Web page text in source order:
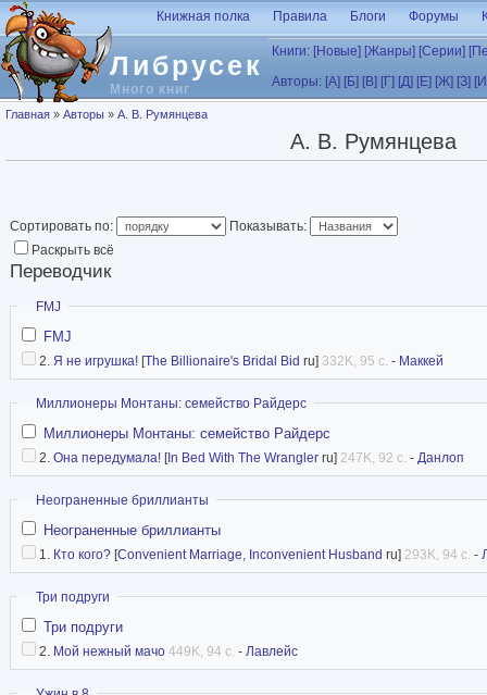
Перейти к основному содержанию
Либрусек
Много книг
Книжная полка Правила Блоги Форумы
Книги: [Новые] [Жанры] [Серии]
Авторы: [А] [Б] [В] [Г] [Д] [Е] [Ж] [З]
Вы здесь
Главная » Авторы » А. В. Румянцева
А. В. Румянцева
Сортировать по:
Показывать:
Раскрыть всё
Переводчик
Скрыть
FMJ
FMJ
2. Я не игрушка! [The Billionaire's Bridal Bid ru] 332K, 95 с. - Маккей
Скрыть
Миллионеры Монтаны: семейство Райдерс
Миллионеры Монтаны: семейство Райдерс
2. Она передумала! [In Bed With The Wrangler ru] 247K, 92 с. - Данлоп
Скрыть
Неограненные бриллианты
Неограненные бриллианты
1. Кто кого? [Convenient Marriage, Inconvenient Husband ru] 293K, 94 с. -
Скрыть
Три подруги
Три подруги
2. Мой нежный мачо 449K, 94 с. - Лавлейс